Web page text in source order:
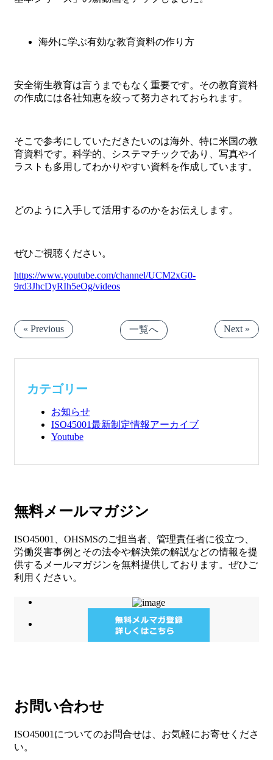
海外に学ぶ有効な教育資料の作り方
安全衛生教育は言うまでもなく重要です。その教育資料
の作成には各社知恵を絞って努力されておられます。
そこで参考にしていただきたいのは海外、特に米国の教
育資料です。科学的、システマチックであり、写真やイ
ラストも多用してわかりやすい資料を作成しています。
どのように入手して活用するのかをお伝えします。
ぜひご視聴ください。
https://www.youtube.com/channel/UCM2xG0-
9rd3JhcDyRIh5eOg/videos
« Previous 一覧へ Next »
カテゴリー
お知らせ
ISO45001最新制定情報アーカイブ
Youtube
無料メールマガジン
ISO45001、OHSMSのご担当者、管理責任者に役立つ、
労働災害事例とその法令や解決策の解説などの情報を提
供するメールマガジンを無料提供しております。ぜひご
利用ください。
お問い合わせ
ISO45001についてのお問合せは、お気軽にお寄せくださ
い。